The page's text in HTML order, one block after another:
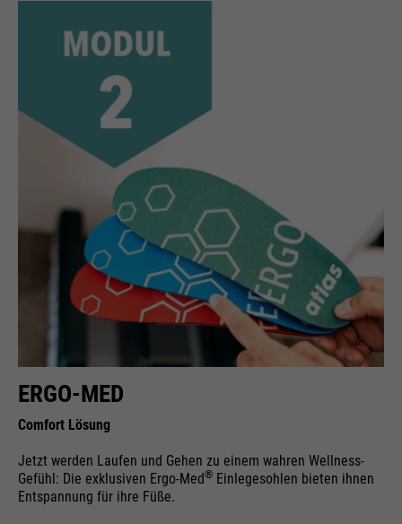
ERGO-MED
Comfort Lösung
Jetzt werden Laufen und Gehen zu einem wahren Wellness-
Gefühl: Die exklusiven Ergo-Med® Einlegesohlen bieten ihnen
Entspannung für ihre Füße.